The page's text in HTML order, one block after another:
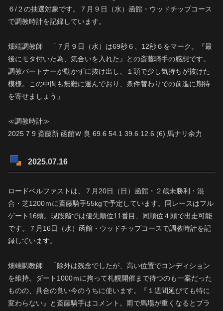
６/２の抽選対象です。７月９日（水）函館・ウッドチップコース
で調教時計を記録しています。
畑端調教師 「７月９日（水）は69秒６、12秒６をマーク。『最
後にモタ付いた為、気合いを入れた』との斎藤騎手の感想です。
調教パートナーが動かずに抜け出し、１頭で少し気持ちが抜けた
模様。この中間も無難に運んでおり、条件替わりでの前進に期待
を寄せましょう」
≪調教時計≫
2025 7 9 斎藤新 函館Ｗ 良 69.6 54.1 39.6 12.6 (6) 馬ナリ余力
2025.07.16
ロードベルファストは、７月20日（日）函館・２歳未勝利・混
合・芝1200ｍに斎藤騎手55kgで予定しています。同レースはフル
ゲート16頭。現段階では優先順位11番目、同順位４頭で出走可能
です。７月16日（水）函館・ウッドチップコースで調教時計を記
録しています。
畑端調教師 「除外は残念でしたが、高い位置でコンディション
を維持。ダート1000ｍに拘って札幌開催まで待つのも一案だった
ものの、具合の良い今のうちに使います。『１週間延びても特に
変わらない』と斎藤騎手はコメント。雨で馬場が重くなるとプラ